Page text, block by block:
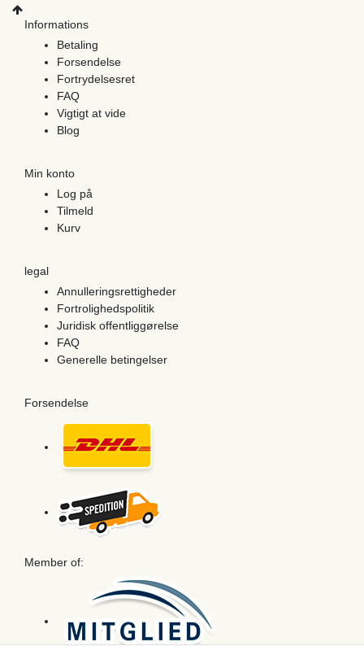
Informations
Betaling
Forsendelse
Fortrydelsesret
FAQ
Vigtigt at vide
Blog
Min konto
Log på
Tilmeld
Kurv
legal
Annulleringsrettigheder
Fortrolighedspolitik
Juridisk offentliggørelse
FAQ
Generelle betingelser
Forsendelse
Member of: